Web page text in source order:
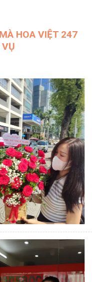
HOA VIỆT 247